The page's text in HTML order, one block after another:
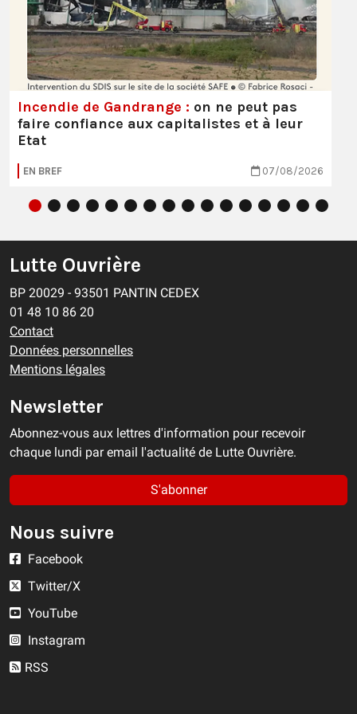
Incendie de Gandrange : on ne peut pas
faire confiance aux capitalistes et à leur
Etat
EN BREF 07/08/2026
Lutte Ouvrière
BP 20029 - 93501 PANTIN CEDEX
01 48 10 86 20
Contact
Données personnelles
Mentions légales
Newsletter
Abonnez-vous aux lettres d'information pour recevoir
chaque lundi par email l'actualité de Lutte Ouvrière.
S'abonner
Nous suivre
Facebook
Twitter/X
YouTube
Instagram
RSS